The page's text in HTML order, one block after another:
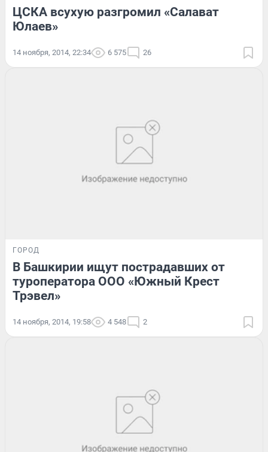
ЦСКА всухую разгромил «Салават
Юлаев»
14 ноября, 2014, 22:34 6 575 26
ГОРОД
В Башкирии ищут пострадавших от
туроператора ООО «Южный Крест
Трэвел»
14 ноября, 2014, 19:58 4 548 2